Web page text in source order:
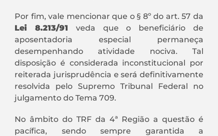
Por fim, vale mencionar que o § 8º do art. 57 da
Lei 8.213/91 veda que o beneficiário de
aposentadoria especial permaneça
desempenhando atividade nociva. Tal
disposição é considerada inconstitucional por
reiterada jurisprudência e será definitivamente
resolvida pelo Supremo Tribunal Federal no
julgamento do Tema 709.
No âmbito do TRF da 4ª Região a questão é
pacífica, sendo sempre garantida a